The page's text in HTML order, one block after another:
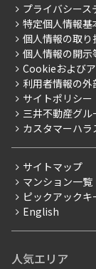
こだわりから探す
こだわり一覧
プレミアムマ
新築
当社限定（港区
当社限定（港
三井不動産企画
賃料改定
フリーレント
ペット可
ブランドマンシ
ご入居・提携
お部屋探しか
よくあるご質問
社宅紹介
【仲介会社様
会社情報
事業案内
採用情報
ニュースリリ
お問い合わせ
プライバシース
特定個人情報基
個人情報の取り
個人情報の開示
Cookieおよび
利用者情報の外
サイトポリシー
三井不動産グ
カスタマーハ
サイトマップ
マンション一覧
ピックアックキ
English
人気エリア